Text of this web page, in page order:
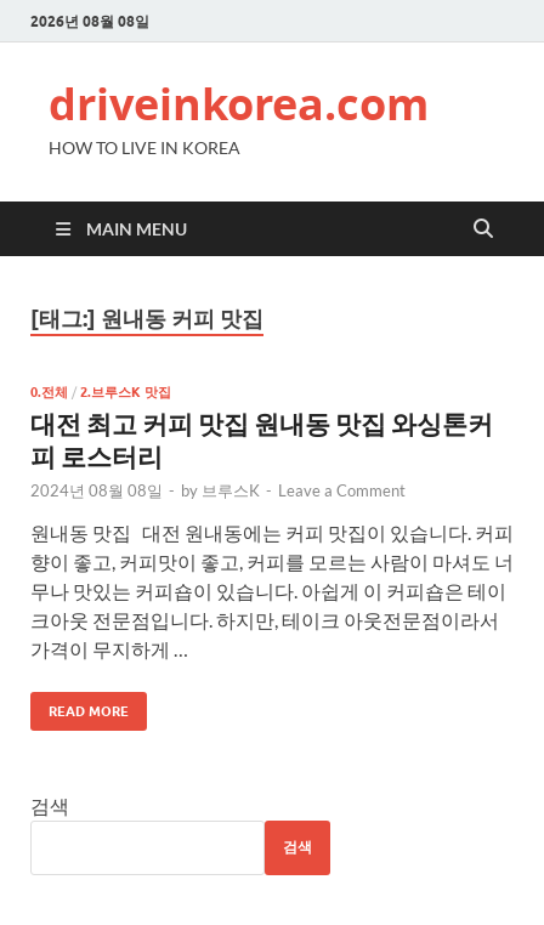
2026년 08월 08일
driveinkorea.com
HOW TO LIVE IN KOREA
MAIN MENU
[태그:] 원내동 커피 맛집
0.전체 / 2.브루스K 맛집
대전 최고 커피 맛집 원내동 맛집 와싱톤커
피 로스터리
2024년 08월 08일 - by 브루스K - Leave a Comment
원내동 맛집 대전 원내동에는 커피 맛집이 있습니다. 커피
향이 좋고, 커피맛이 좋고, 커피를 모르는 사람이 마셔도 너
무나 맛있는 커피숍이 있습니다. 아쉽게 이 커피숍은 테이
크아웃 전문점입니다. 하지만, 테이크 아웃전문점이라서
가격이 무지하게 …
READ MORE
검색
검색